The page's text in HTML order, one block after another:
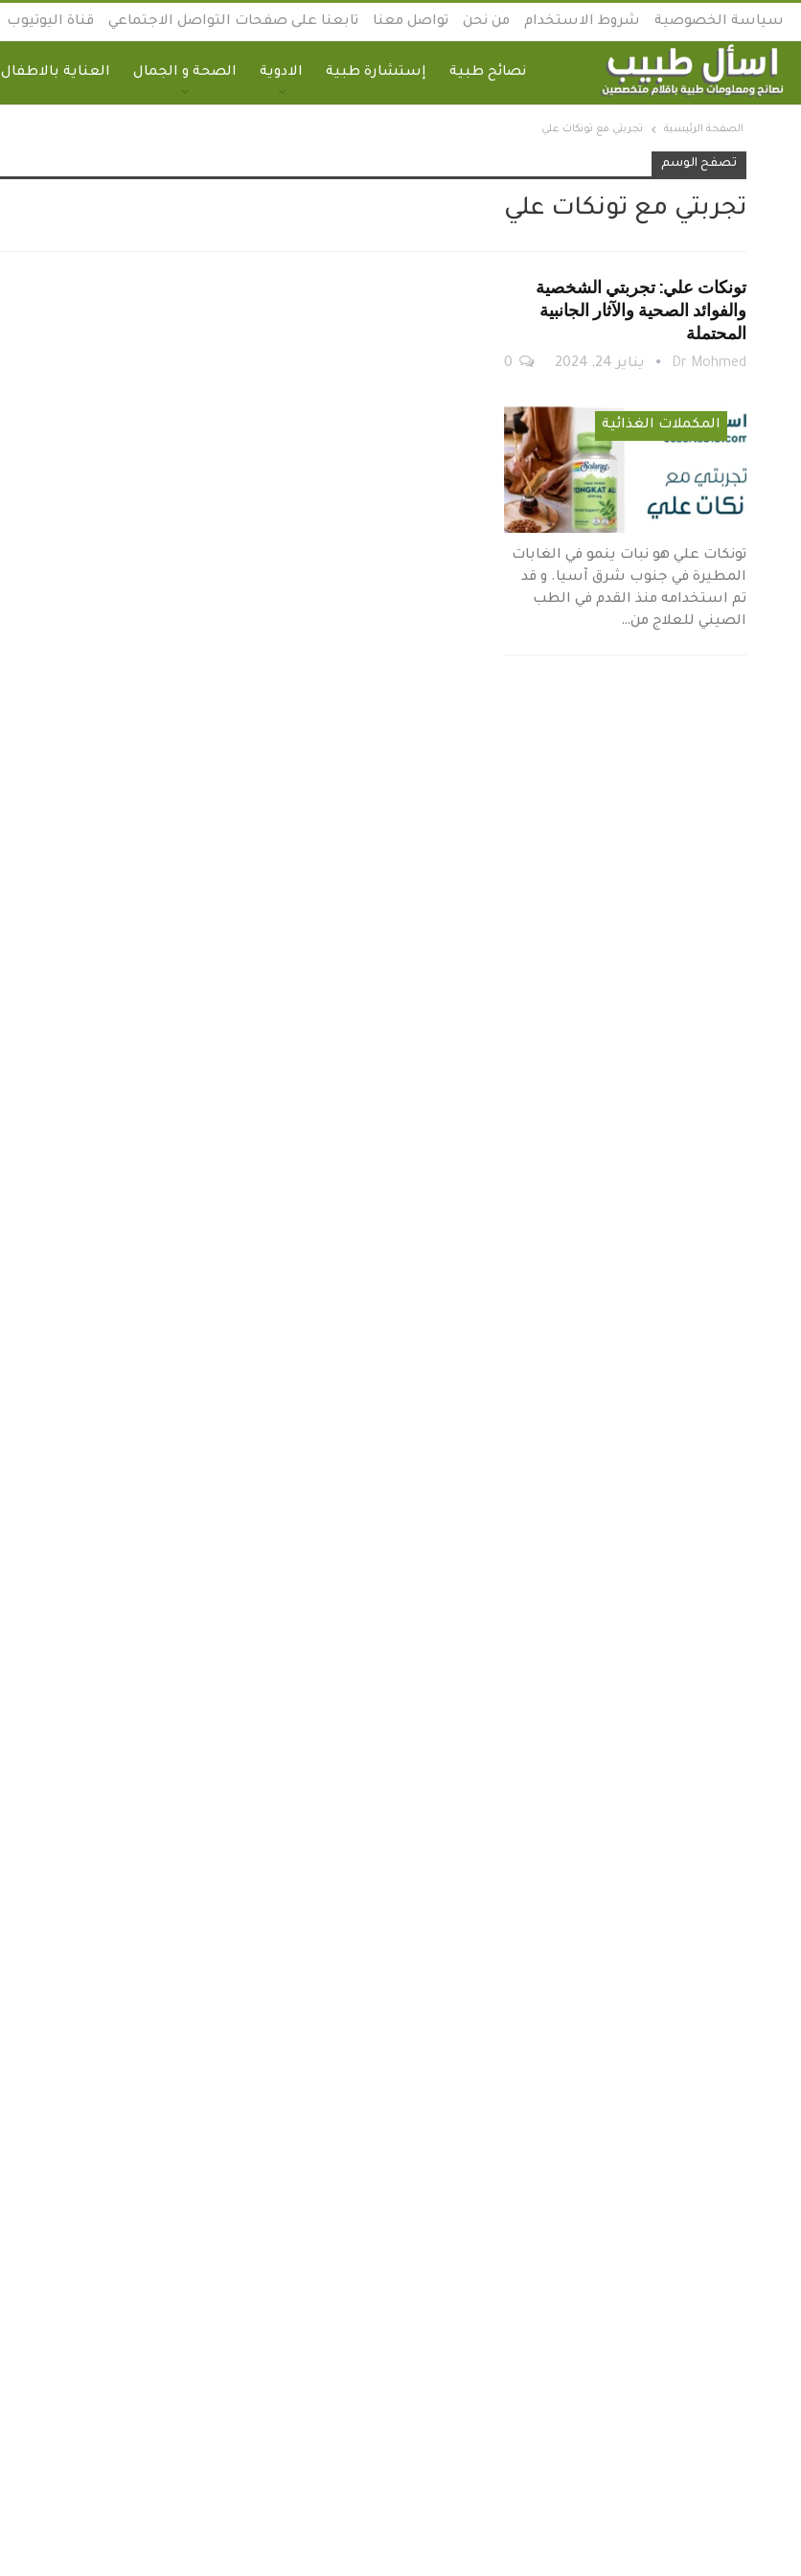
سياسة الخصوصية شروط الاستخدام من نحن تواصل معنا تابعنا على صفحات التواصل الاجتماعي قناة اليوتيوب
نصائح طبية إستشارة طبية الادوية الصحة و الجمال العناية بالاطفال
الصفحة الرئيسية تجربتي مع تونكات علي
تصفح الوسم
تجربتي مع تونكات علي
تونكات علي: تجربتي الشخصية
والفوائد الصحية والآثار الجانبية
المحتملة
Dr Mohmed يناير 24, 2024
المكملات الغذائية
تونكات علي هو نبات ينمو في الغابات
المطيرة في جنوب شرق آسيا. و قد
تم استخدامه منذ القدم في الطب
الصيني للعلاج من…